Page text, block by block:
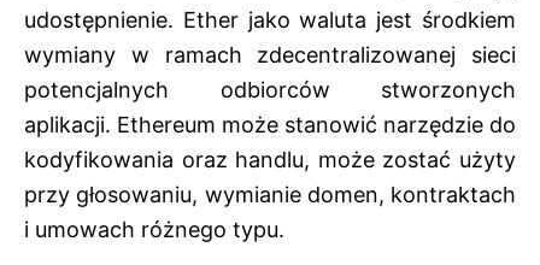
udostępnienie. Ether jako waluta jest środkiem
wymiany w ramach zdecentralizowanej sieci
potencjalnych odbiorców stworzonych
aplikacji. Ethereum może stanowić narzędzie do
kodyfikowania oraz handlu, może zostać użyty
przy głosowaniu, wymianie domen, kontraktach
i umowach różnego typu.